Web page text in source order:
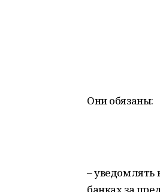
Они обязаны:
– уведомлять